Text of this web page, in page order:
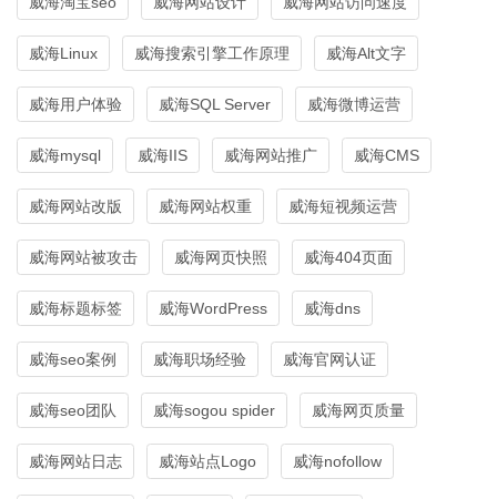
威海Linux 威海搜索引擎工作原理 威海Alt文字
威海用户体验 威海SQL Server 威海微博运营
威海mysql 威海IIS 威海网站推广 威海CMS
威海网站改版 威海网站权重 威海短视频运营
威海网站被攻击 威海网页快照 威海404页面
威海标题标签 威海WordPress 威海dns
威海seo案例 威海职场经验 威海官网认证
威海seo团队 威海sogou spider 威海网页质量
威海网站日志 威海站点Logo 威海nofollow